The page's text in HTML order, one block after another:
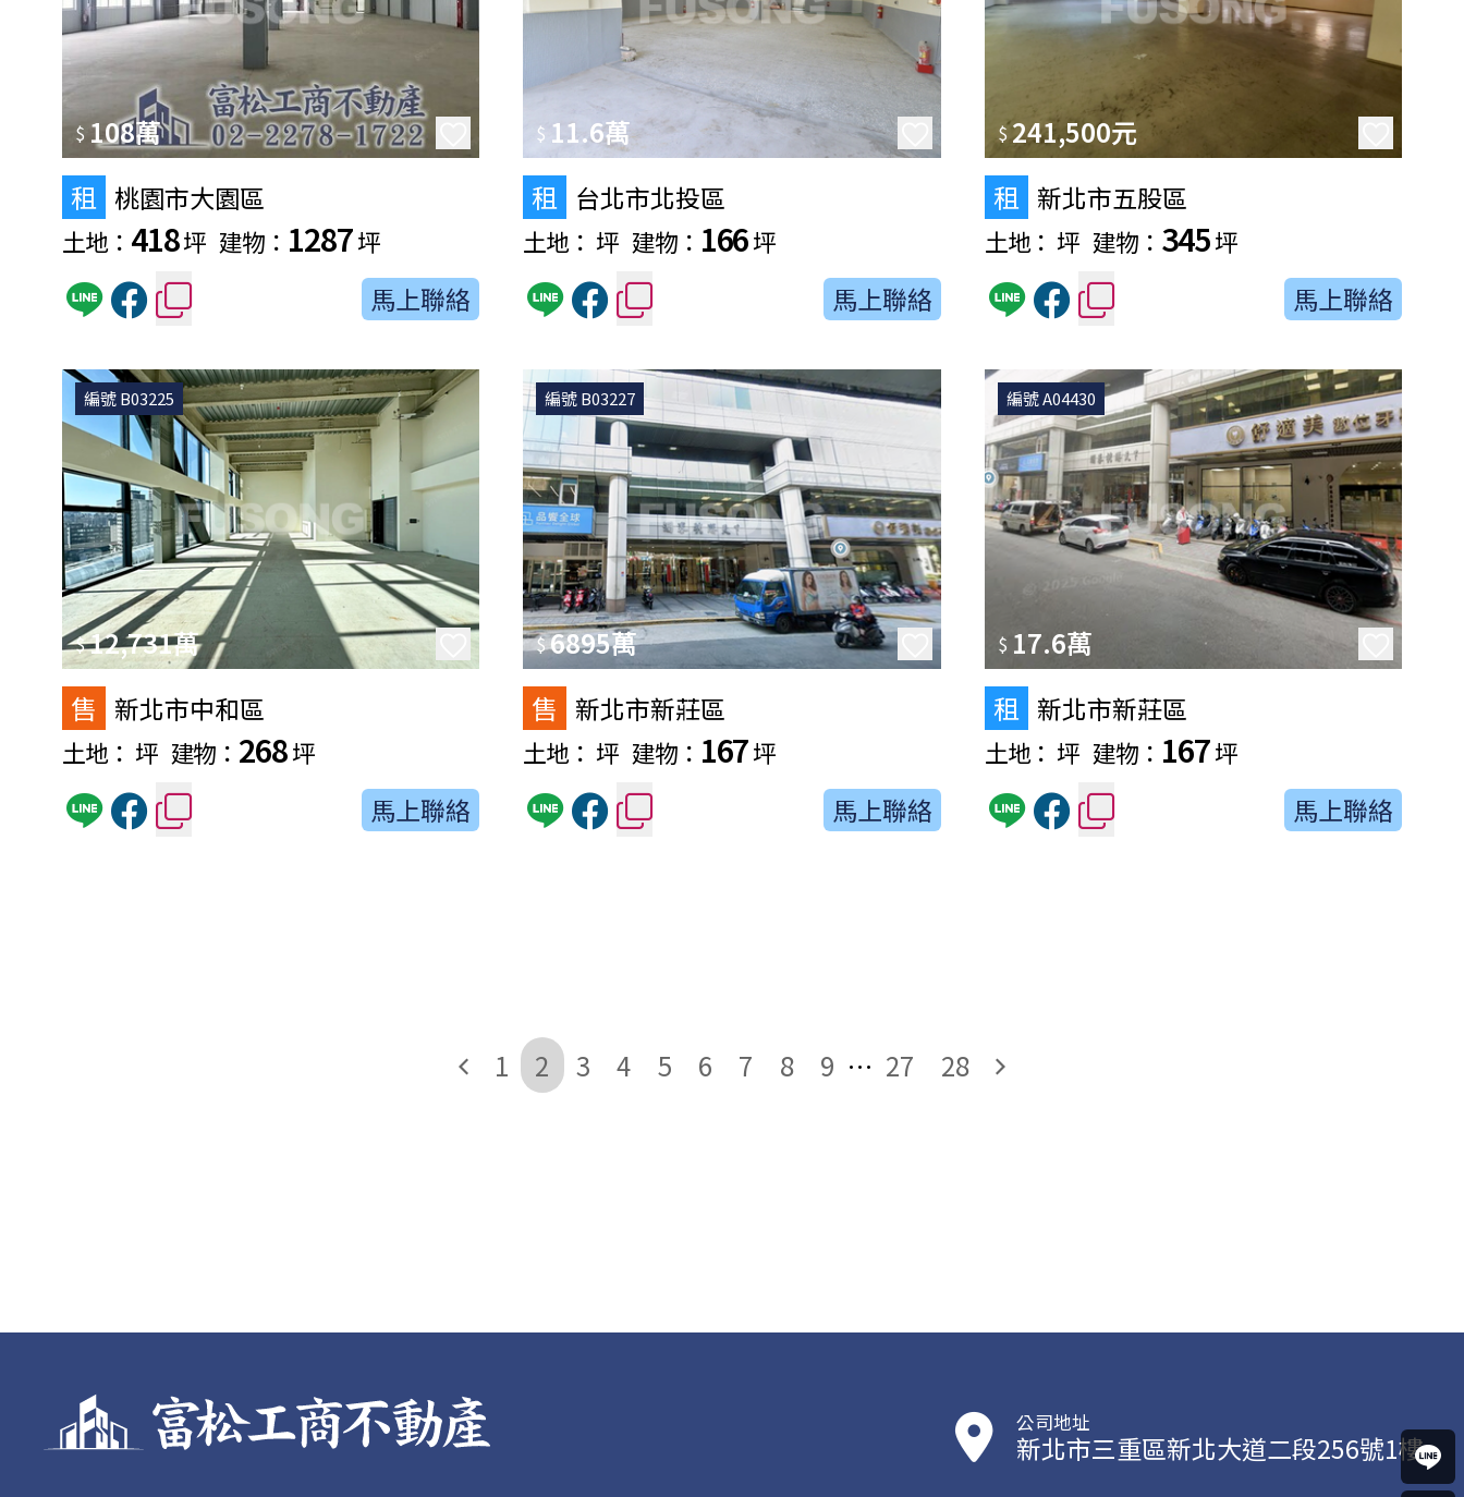
馬上
聯絡
$ 108萬
租 桃園市大園區
土地： 418坪 建物： 1287坪
馬上聯絡
$ 11.6萬
租 台北市北投區
土地： 坪 建物： 166坪
馬上聯絡
$241,500元
租 新北市五股區
土地： 坪 建物： 345坪
馬上聯絡
編號 B03225
$12,731萬
售 新北市中和區
土地： 坪 建物： 268坪
馬上聯絡
編號 B03227
$6895萬
售 新北市新莊區
土地： 坪 建物： 167坪
馬上聯絡
編號 A04430
$ 17.6萬
租 新北市新莊區
土地： 坪 建物： 167坪
馬上聯絡
1 2 3 4 5 6 7 8 9 … 27 28
公司地址
新北市三重區新北大道二段256號1樓